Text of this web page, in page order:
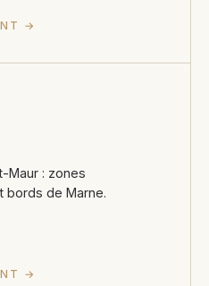
→
Maur : zones
bords de Marne.
→